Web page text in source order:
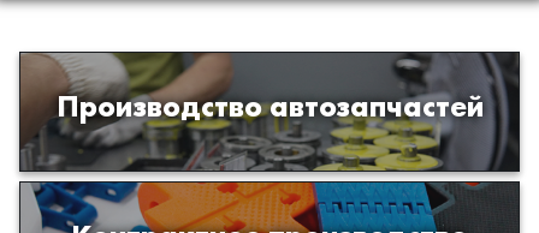
Производство автозапчастей
Разработка и производство деталей
из эластомеров для подвески
автомобиля
Производство изделий из пластиков